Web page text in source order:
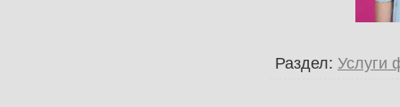
Раздел: Услуги